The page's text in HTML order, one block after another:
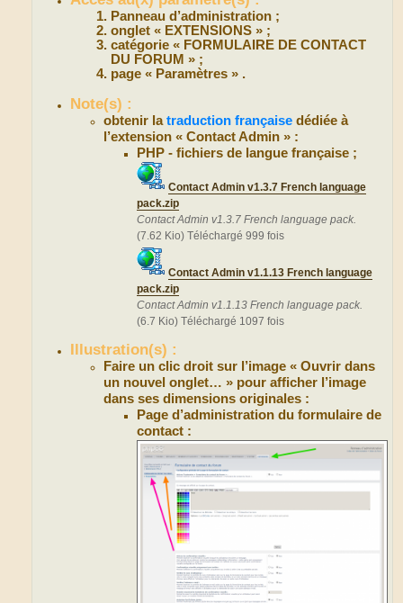
Panneau d’administration ;
onglet « EXTENSIONS » ;
catégorie « FORMULAIRE DE CONTACT
DU FORUM » ;
page « Paramètres » .
Note(s) :
obtenir latraduction française dédiée à
l’extension « Contact Admin » :
PHP - fichiers de langue française ;
Contact Admin v1.3.7 French language
pack.zip
Contact Admin v1.3.7 French language pack.
(7.62 Kio) Téléchargé 999 fois
Contact Admin v1.1.13 French language
pack.zip
Contact Admin v1.1.13 French language pack.
(6.7 Kio) Téléchargé 1097 fois
Illustration(s) :
Faire un clic droit sur l’image « Ouvrir dans
un nouvel onglet… » pour afficher l’image
dans ses dimensions originales :
Page d’administration du formulaire de
contact :